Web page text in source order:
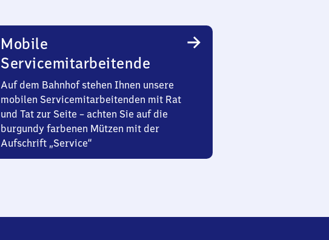
Mobile
Servicemitarbeitende
Auf dem Bahnhof stehen Ihnen unsere
mobilen Servicemitarbeitenden mit Rat
und Tat zur Seite – achten Sie auf die
burgundy farbenen Mützen mit der
Aufschrift „Service“